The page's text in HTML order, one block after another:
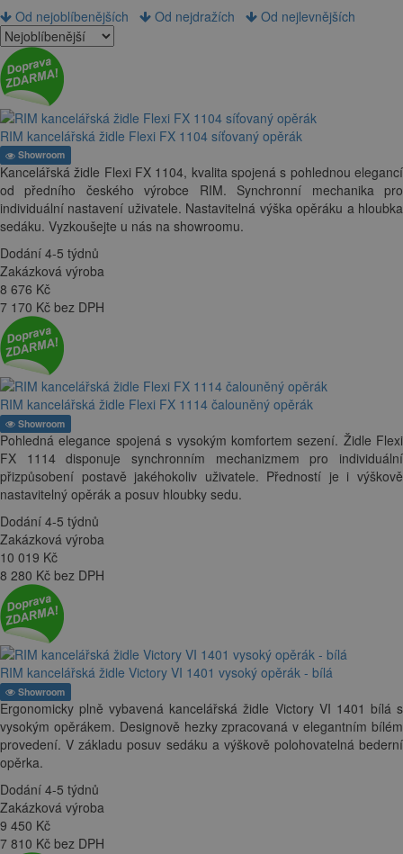
Od nejoblíbenějších
Od nejdražích Od nejlevnějších
RIM kancelářská židle Flexi FX 1104 síťovaný opěrák
Showroom
Kancelářská židle Flexi FX 1104, kvalita spojená s pohlednou elegancí
od předního českého výrobce RIM. Synchronní mechanika pro
individuální nastavení uživatele. Nastavitelná výška opěráku a hloubka
sedáku. Vyzkoušejte u nás na showroomu.
Dodání 4-5 týdnů
Zakázková výroba
8 676 Kč
7 170 Kč bez DPH
RIM kancelářská židle Flexi FX 1114 čalouněný opěrák
Showroom
Pohledná elegance spojená s vysokým komfortem sezení. Židle Flexi
FX 1114 disponuje synchronním mechanizmem pro individuální
přizpůsobení postavě jakéhokoliv uživatele. Předností je i výškově
nastavitelný opěrák a posuv hloubky sedu.
Dodání 4-5 týdnů
Zakázková výroba
10 019 Kč
8 280 Kč bez DPH
RIM kancelářská židle Victory VI 1401 vysoký opěrák - bílá
Showroom
Ergonomicky plně vybavená kancelářská židle Victory VI 1401 bílá s
vysokým opěrákem. Designově hezky zpracovaná v elegantním bílém
provedení. V základu posuv sedáku a výškově polohovatelná bederní
opěrka.
Dodání 4-5 týdnů
Zakázková výroba
9 450 Kč
7 810 Kč bez DPH